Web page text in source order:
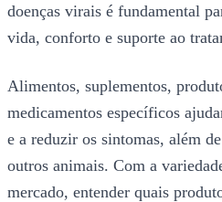
doenças virais é fundamental
vida, conforto e suporte ao
Alimentos, suplementos,
medicamentos específicos
e a reduzir os sintomas, além
outros animais. Com a
mercado, entender quais